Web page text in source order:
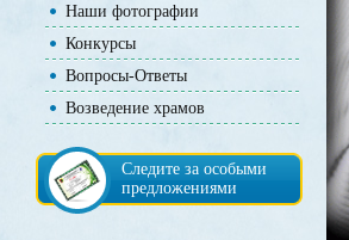
Наши фотографии
Конкурсы
Вопросы-Ответы
Возведение храмов
Следите за особыми
предложениями